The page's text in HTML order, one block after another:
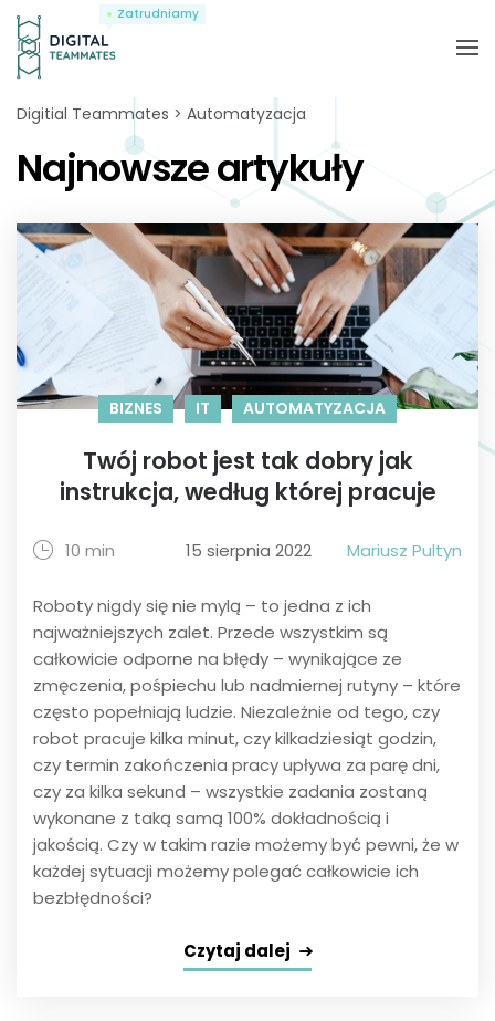
Zatrudniamy
Digitial Teammates Automatyzacja
Najnowsze artykuły
BIZNES IT AUTOMATYZACJA
Twój robot jest tak dobry jak
instrukcja, według której pracuje
10 min 15 sierpnia 2022 Mariusz Pultyn
Roboty nigdy się nie mylą – to jedna z ich
najważniejszych zalet. Przede wszystkim są
całkowicie odporne na błędy – wynikające ze
zmęczenia, pośpiechu lub nadmiernej rutyny – które
często popełniają ludzie. Niezależnie od tego, czy
robot pracuje kilka minut, czy kilkadziesiąt godzin,
czy termin zakończenia pracy upływa za parę dni,
czy za kilka sekund – wszystkie zadania zostaną
wykonane z taką samą 100% dokładnością i
jakością. Czy w takim razie możemy być pewni, że w
każdej sytuacji możemy polegać całkowicie ich
bezbłędności?
Czytaj dalej